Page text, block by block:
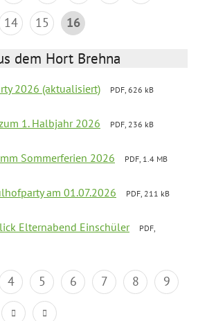
14 15 16
dem Hort Brehna
2026 (aktualisiert)
PDF, 626 kB
1. Halbjahr 2026
PDF, 236 kB
Sommerferien 2026
PDF, 1.4 MB
am 01.07.2026
PDF, 211 kB
Elternabend Einschüler
PDF,
4 5 6 7 8
9